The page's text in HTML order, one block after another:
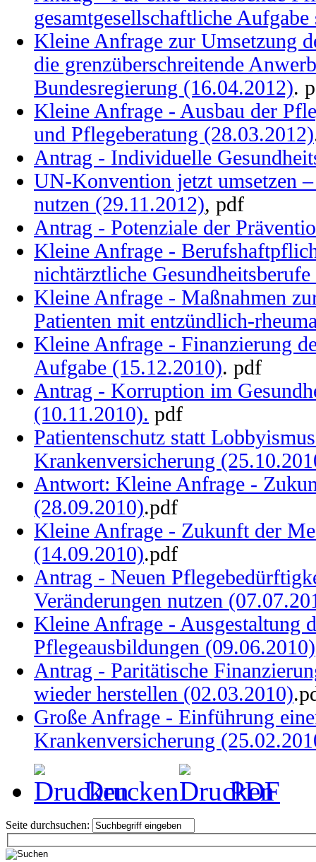
gesamtgesellschaftliche
Kleine Anfrage zur Umsetzung
die grenzüberschreitende
Bundesregierung (16.04.2012).
Kleine Anfrage - Ausbau der
und Pflegeberatung (28.03.2012)
Antrag - Individuelle
UN-Konvention jetzt umsetzen
nutzen (29.11.2012), pdf
Antrag - Potenziale der
Kleine Anfrage -
nichtärztliche
Kleine Anfrage - Maßnahmen
Patienten mit entzündlich-
Kleine Anfrage - Finanzierung
Aufgabe (15.12.2010). pdf
Antrag - Korruption im
(10.11.2010). pdf
Patientenschutz statt
Krankenversicherung
Antwort: Kleine Anfrage -
(28.09.2010).pdf
Kleine Anfrage - Zukunft der
(14.09.2010).pdf
Antrag - Neuen
Veränderungen nutzen
Kleine Anfrage - Ausgestaltung
Pflegeausbildungen (09.06.2010)
Antrag - Paritätische
wieder herstellen (02.03.2010)
Große Anfrage - Einführung
Krankenversicherung
Drucken PDF
Seite durchsuchen: